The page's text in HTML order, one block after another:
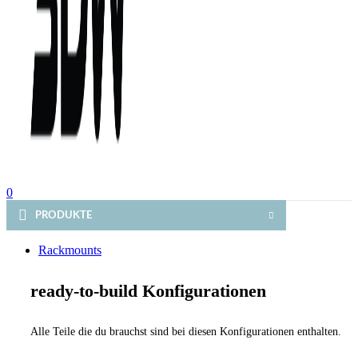
0
PRODUKTE
Rackmounts
ready-to-build Konfigurationen
Alle Teile die du brauchst sind bei diesen Konfigurationen enthalten.